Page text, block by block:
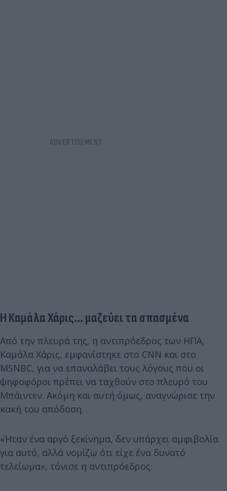
Η Καμάλα Χάρις... μαζεύει τα σπασμένα
Από την πλευρά της, η αντιπρόεδρος των ΗΠΑ,
Καμάλα Χάρις, εμφανίστηκε στο CNN και στο
MSNBC, για να επαναλάβει τους λόγους που οι
ψηφοφόροι πρέπει να ταχθούν στο πλευρό του
Μπάιντεν. Ακόμη και αυτή όμως, αναγνώρισε την
κακή του απόδοση.
«Ήταν ένα αργό ξεκίνημα, δεν υπάρχει αμφιβολία
για αυτό, αλλά νομίζω ότι είχε ένα δυνατό
τελείωμα», τόνισε η αντιπρόεδρος.